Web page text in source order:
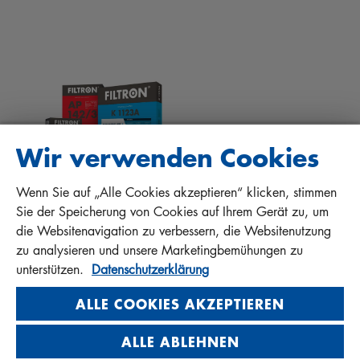
PROTECT+
FAQ
MANN+HUMMEL FT Poland
Sp. z o. o. Sp. k.
ul. Wrocławska 145, 63-800 GOSTYŃ, POLAND
Privacy Statement
Imprint
Wir verwenden Cookies
Wenn Sie auf „Alle Cookies akzeptieren“ klicken, stimmen
Sie der Speicherung von Cookies auf Ihrem Gerät zu, um
die Websitenavigation zu verbessern, die Websitenutzung
zu analysieren und unsere Marketingbemühungen zu
unterstützen. Datenschutzerklärung
ALLE COOKIES AKZEPTIEREN
ALLE ABLEHNEN